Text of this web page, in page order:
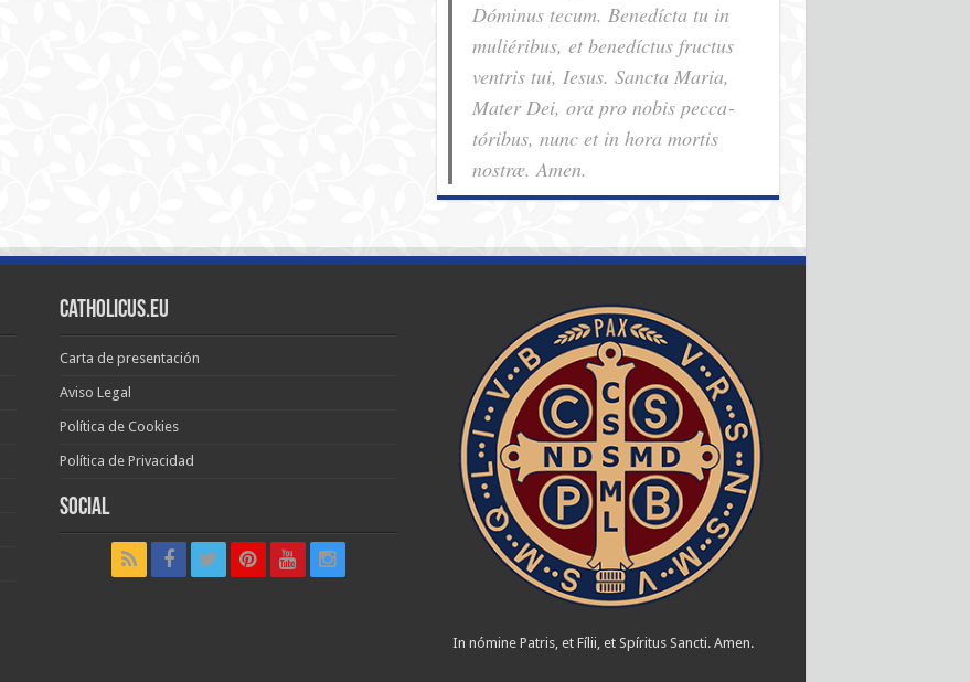
Dóminus tecum. Benedícta tu in
muliéribus, et benedíctus fructus
ventris tui, Iesus. Sancta Maria,
Mater Dei, ora pro nobis pec­ca­
tóribus, nunc et in hora mortis
nostræ. Amen.
Catholicus.eu
Carta de presentación
Aviso Legal
Política de Cookies
Política de Privacidad
Social
In nómine Patris, et Fílii, et Spíritus Sancti. Amen.